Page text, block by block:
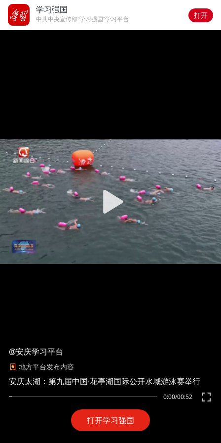
学习强国
中共中央宣传部“学习强国”学习平台 打开
打开学习强国
0:00/00:52
@安庆学习平台
地方平台发布内容
安庆太湖：第九届中国·花亭湖国际公开水域游泳赛举行